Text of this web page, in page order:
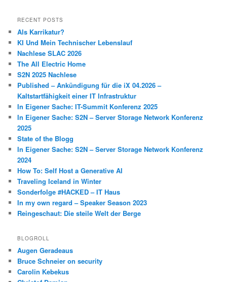
RECENT POSTS
Als Karrikatur?
KI Und Mein Technischer Lebenslauf
Nachlese SLAC 2026
The All Electric Home
S2N 2025 Nachlese
Published – Ankündigung für die iX 04.2026 –
Kaltstartfähigkeit einer IT Infrastruktur
In Eigener Sache: IT-Summit Konferenz 2025
In Eigener Sache: S2N – Server Storage Network Konferenz
2025
State of the Blogg
In Eigener Sache: S2N – Server Storage Network Konferenz
2024
How To: Self Host a Generative AI
Traveling Iceland in Winter
Sonderfolge #HACKED – IT Haus
In my own regard – Speaker Season 2023
Reingeschaut: Die steile Welt der Berge
BLOGROLL
Augen Geradeaus
Bruce Schneier on security
Carolin Kebekus